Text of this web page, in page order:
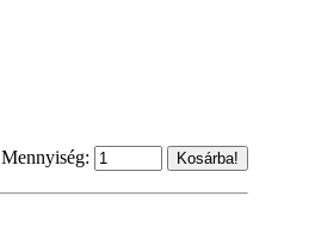
Mennyiség: